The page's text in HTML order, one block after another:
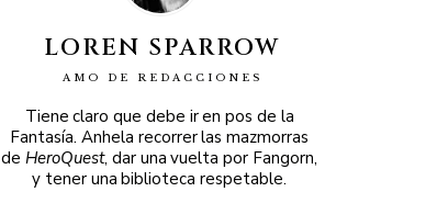
LOREN SPARROW
AMO DE REDACCIONES
Tiene claro que debe ir en pos de la
Fantasía. Anhela recorrer las mazmorras
de HeroQuest, dar una vuelta por Fangorn,
y tener una biblioteca respetable.